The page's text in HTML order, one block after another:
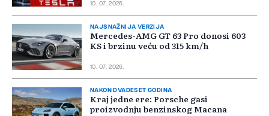
10. 07. 2026.
NAJSNAŽNIJA VERZIJA
Mercedes-AMG GT 63 Pro donosi 603
KS i brzinu veću od 315 km/h
10. 07. 2026.
NAKON DVADESET GODINA
Kraj jedne ere: Porsche gasi
proizvodnju benzinskog Macana